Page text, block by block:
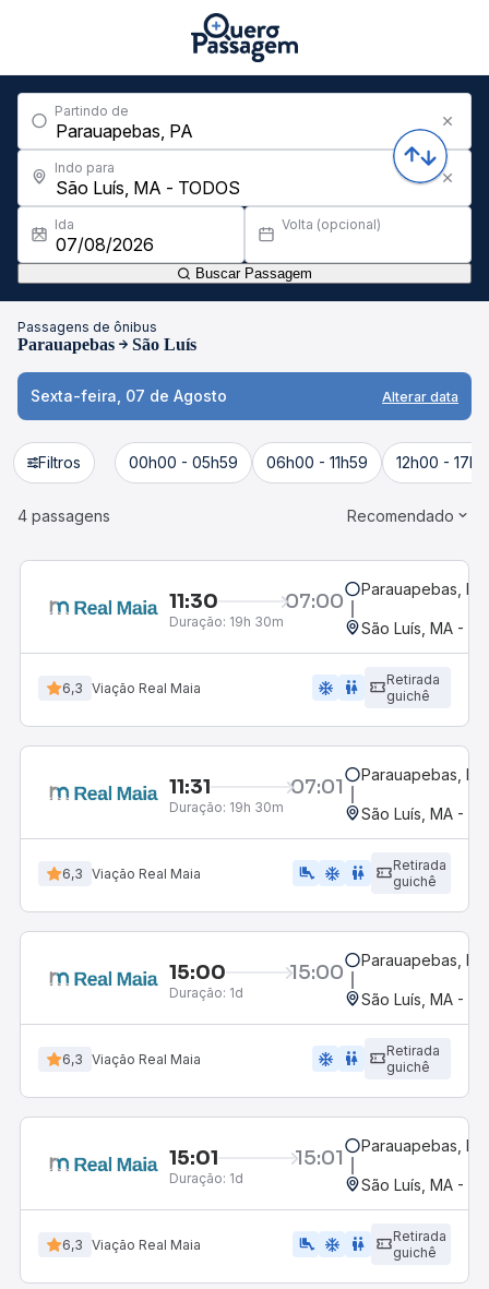
Partindo de
Indo para
Ida Volta (opcional)
Buscar Passagem
Passagens de ônibus
Parauapebas São Luís
Sexta-feira, 07 de Agosto Alterar data
Filtros 00h00 - 05h59 06h00 - 11h59 12h00 -
4 passagens Recomendado
11:30 07:00
Duração: 19h 30m
Parauapebas, PA
São Luís, MA -
6,3 Viação Real Maia ac_unit wc
Retirada
guichê
11:31 07:01
Duração: 19h 30m
Parauapebas, PA
São Luís, MA -
6,3 Viação Real Maia airline_seat_legroom_extra ac_unit wc
Retirada
guichê
15:00 15:00
Duração: 1d
Parauapebas, PA
São Luís, MA -
6,3 Viação Real Maia ac_unit wc
Retirada
guichê
15:01 15:01
Duração: 1d
Parauapebas, PA
São Luís, MA -
6,3 Viação Real Maia airline_seat_legroom_extra ac_unit wc
Retirada
guichê